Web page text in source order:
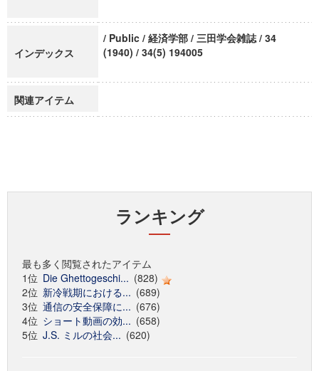
インデックス
/ Public / 経済学部 / 三田学会雑誌 / 34
(1940) / 34(5) 194005
関連アイテム
ランキング
最も多く閲覧されたアイテム
1位 Die Ghettogeschi... (828)
2位 新冷戦期における... (689)
3位 通信の安全保障に... (676)
4位 ショート動画の効... (658)
5位 J.S. ミルの社会... (620)